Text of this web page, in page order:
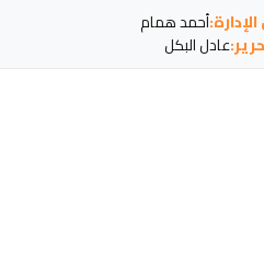
أحمد همام
عادل البكل